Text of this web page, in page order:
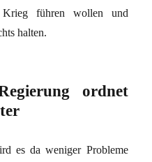
Krieg führen wollen und
halten.
ordnet
es da weniger Probleme